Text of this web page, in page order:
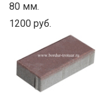
80 мм.
1200 руб.